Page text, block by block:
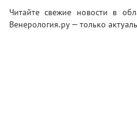
Читайте свежие новости в
Венерология.ру — только